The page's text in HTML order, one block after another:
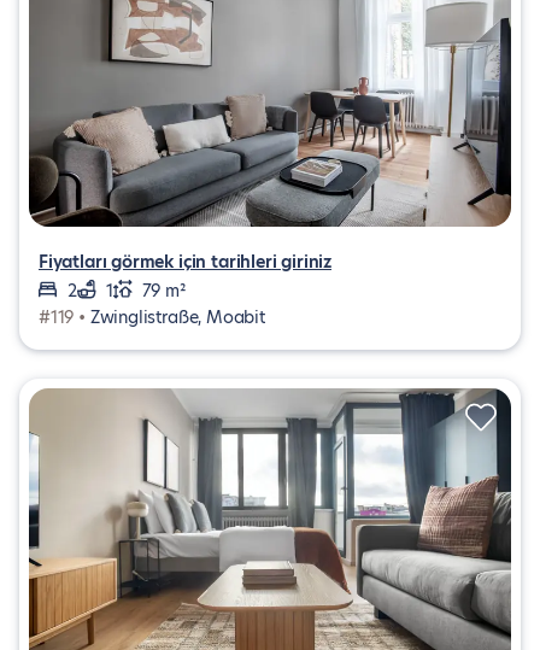
Fiyatları görmek için tarihleri giriniz
2
1
79 m²
#119 • Zwinglistraße, Moabit